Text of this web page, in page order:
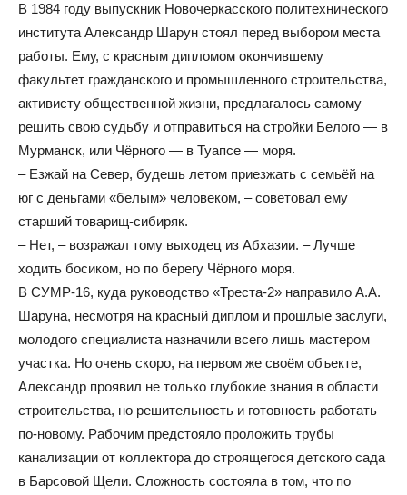
В 1984 году выпускник Новочеркасского политехнического
института Александр Шарун стоял перед выбором места
работы. Ему, с красным дипломом окончившему
факультет гражданского и промышленного строительства,
активисту общественной жизни, предлагалось самому
решить свою судьбу и отправиться на стройки Белого — в
Мурманск, или Чёрного — в Туапсе — моря.
– Езжай на Север, будешь летом приезжать с семьёй на
юг с деньгами «белым» человеком, – советовал ему
старший товарищ-сибиряк.
– Нет, – возражал тому выходец из Абхазии. – Лучше
ходить босиком, но по берегу Чёрного моря.
В СУМР-16, куда руководство «Треста-2» направило А.А.
Шаруна, несмотря на красный диплом и прошлые заслуги,
молодого специалиста назначили всего лишь мастером
участка. Но очень скоро, на первом же своём объекте,
Александр проявил не только глубокие знания в области
строительства, но решительность и готовность работать
по-новому. Рабочим предстояло проложить трубы
канализации от коллектора до строящегося детского сада
в Барсовой Щели. Сложность состояла в том, что по